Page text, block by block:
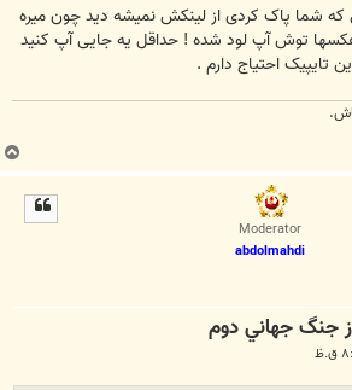
شما پاک کردی از لینکش نمیشه دید چون میره
توش آپ لود شده ! حداقل یه جایی آپ کنید
تایپیک احتیاج دارم .
ب
ا
Moderator
abdolmahdi